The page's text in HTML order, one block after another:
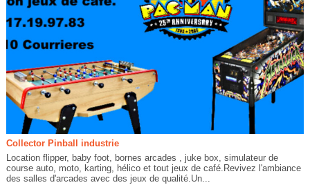
Collector Pinball industrie
Location flipper, baby foot, bornes arcades , juke box, simulateur de
course auto, moto, karting, hélico et tout jeux de café.Revivez l'ambiance
des salles d'arcades avec des jeux de qualité.Un...